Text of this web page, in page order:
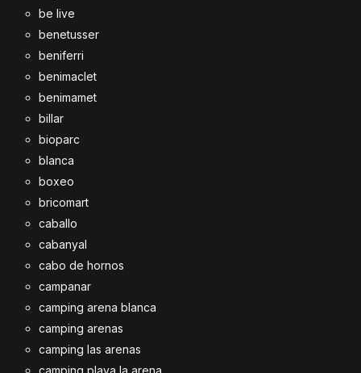
be live
benetusser
beniferri
benimaclet
benimamet
billar
bioparc
blanca
boxeo
bricomart
caballo
cabanyal
cabo de hornos
campanar
camping arena blanca
camping arenas
camping las arenas
camping playa la arena